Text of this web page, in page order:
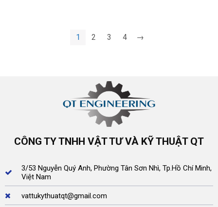
1 2 3 4 →
CÔNG TY TNHH VẬT TƯ VÀ KỸ THUẬT QT
3/53 Nguyễn Quý Anh, Phường Tân Sơn Nhì, Tp.Hồ Chí Minh,
Việt Nam
vattukythuatqt@gmail.com